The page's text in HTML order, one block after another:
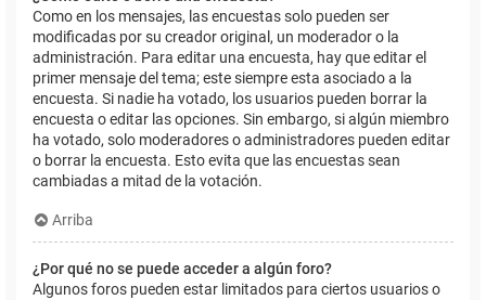
Como en los mensajes, las encuestas solo pueden ser
modificadas por su creador original, un moderador o la
administración. Para editar una encuesta, hay que editar el
primer mensaje del tema; este siempre esta asociado a la
encuesta. Si nadie ha votado, los usuarios pueden borrar la
encuesta o editar las opciones. Sin embargo, si algún miembro
ha votado, solo moderadores o administradores pueden editar
o borrar la encuesta. Esto evita que las encuestas sean
cambiadas a mitad de la votación.
Arriba
¿Por qué no se puede acceder a algún foro?
Algunos foros pueden estar limitados para ciertos usuarios o